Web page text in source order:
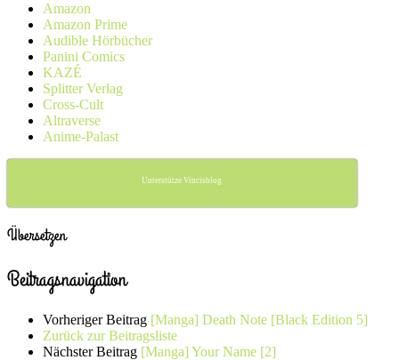
Amazon
Amazon Prime
Audible Hörbücher
Panini Comics
KAZÉ
Splitter Verlag
Cross-Cult
Altraverse
Anime-Palast
Unterstütze Vincisblog
Übersetzen
Beitragsnavigation
Vorheriger Beitrag [Manga] Death Note [Black Edition 5]
Zurück zur Beitragsliste
Nächster Beitrag [Manga] Your Name [2]